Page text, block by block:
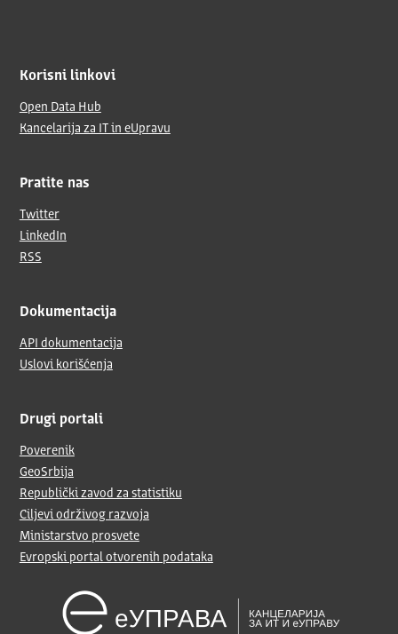
Korisni linkovi
Open Data Hub
Kancelarija za IT in eUpravu
Pratite nas
Twitter
LinkedIn
RSS
Dokumentacija
API dokumentacija
Uslovi korišćenja
Drugi portali
Poverenik
GeoSrbija
Republički zavod za statistiku
Ciljevi održivog razvoja
Ministarstvo prosvete
Evropski portal otvorenih podataka